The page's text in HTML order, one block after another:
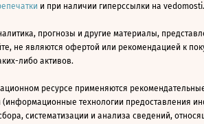
и при наличии гиперссылки на
прогнозы и другие материалы,
не являются офертой или рекомендацией к
либо активов.
ресурсе применяются
(информационные технологии предоставления
систематизации и анализа сведений,